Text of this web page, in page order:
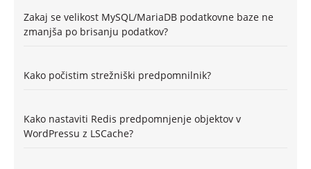
Zakaj se velikost MySQL/MariaDB podatkovne baze ne
zmanjša po brisanju podatkov?
Kako počistim strežniški predpomnilnik?
Kako nastaviti Redis predpomnjenje objektov v
WordPressu z LSCache?